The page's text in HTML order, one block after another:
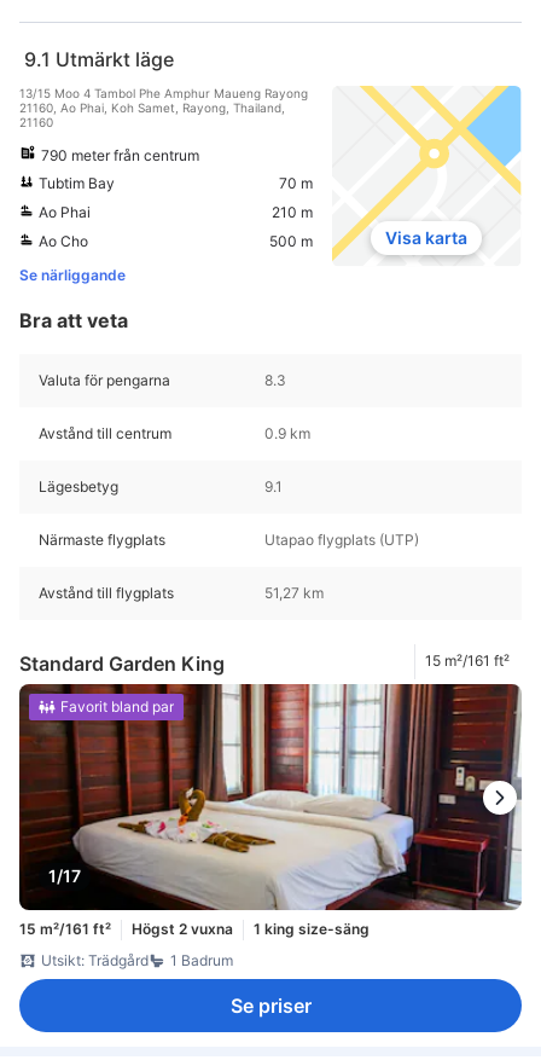
9.1 Utmärkt läge
13/15 Moo 4 Tambol Phe Amphur Maueng Rayong
21160, Ao Phai, Koh Samet, Rayong, Thailand,
21160
790 meter från centrum
Tubtim Bay
70 m
Ao Phai
210 m
Ao Cho
500 m
Se närliggande
Visa karta
Bra att veta
Valuta för pengarna 8.3
Avstånd till centrum 0.9 km
Lägesbetyg 9.1
Närmaste flygplats Utapao flygplats (UTP)
Avstånd till flygplats 51,27 km
Standard Garden King 15 m²/161 ft²
1/17
Favorit bland par
15 m²/161 ft² Högst 2 vuxna
1 king size-säng
Utsikt: Trädgård
1 Badrum
Se priser